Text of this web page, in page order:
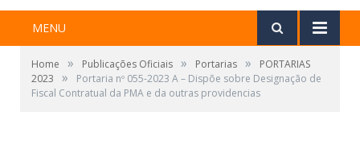
MENU
Home » Publicações Oficiais » Portarias »
PORTARIAS
2023
»
Portaria nº 055-2023 A – Dispõe sobre Designação de
Fiscal Contratual da PMA e da outras providencias